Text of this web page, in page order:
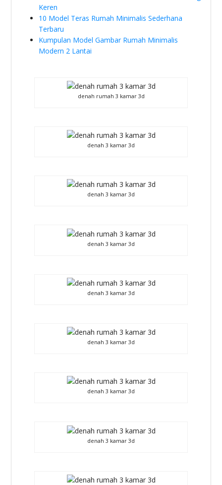
Keren
10 Model Teras Rumah Minimalis Sederhana
Terbaru
Kumpulan Model Gambar Rumah Minimalis
Modern 2 Lantai
denah rumah 3 kamar 3d
denah 3 kamar 3d
denah 3 kamar 3d
denah 3 kamar 3d
denah 3 kamar 3d
denah 3 kamar 3d
denah 3 kamar 3d
denah 3 kamar 3d